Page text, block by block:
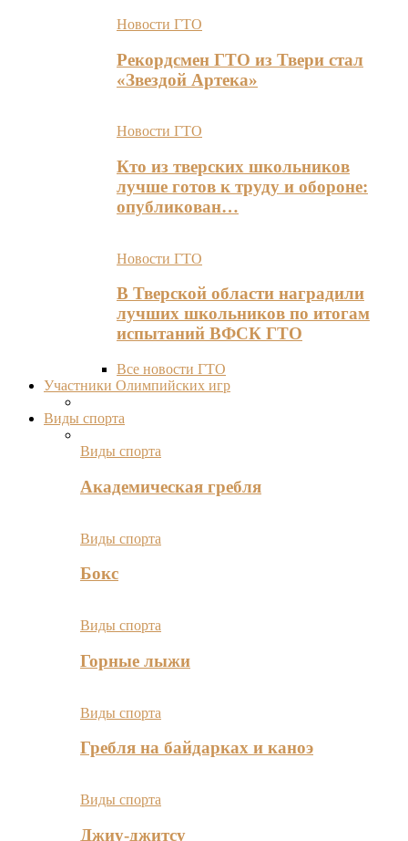
Новости ГТО
Рекордсмен ГТО из Твери стал
«Звездой Артека»
Новости ГТО
Кто из тверских школьников
лучше готов к труду и обороне:
опубликован…
Новости ГТО
В Тверской области наградили
лучших школьников по итогам
испытаний ВФСК ГТО
Все новости ГТО
Участники Олимпийских игр
Виды спорта
Виды спорта
Академическая гребля
Виды спорта
Бокс
Виды спорта
Горные лыжи
Виды спорта
Гребля на байдарках и каноэ
Виды спорта
Джиу-джитсу